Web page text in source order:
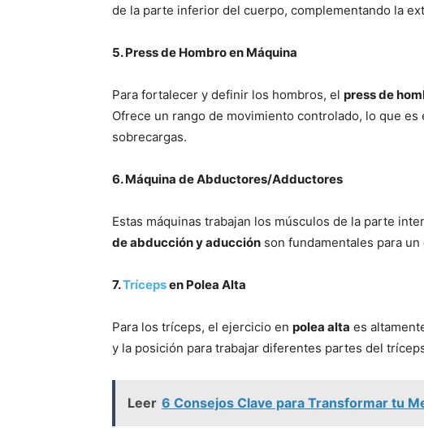
de la parte inferior del cuerpo, complementando la
5. Press de Hombro en Máquina
Para fortalecer y definir los hombros, el press de
Ofrece un rango de movimiento controlado, lo que
sobrecargas.
6. Máquina de Abductores/Adductores
Estas máquinas trabajan los músculos de la parte
de abducción y aducción son fundamentales para
7.Trícepsen Polea Alta
Para los tríceps, el ejercicio en polea alta es
y la posición para trabajar diferentes partes del
Leer 6 Consejos Clave para Transformar tu